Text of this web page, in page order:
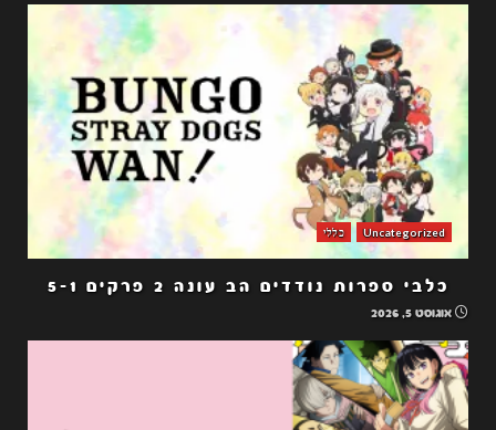
Uncategorized כללי
כלבי ספרות נודדים הב עונה 2 פרקים 5-1
אוגוסט 5, 2026